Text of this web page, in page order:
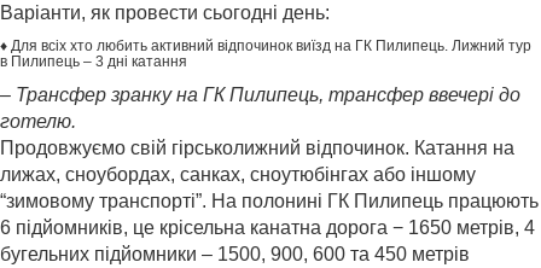
Варіанти, як провести сьогодні день:
♦ Для всіх хто любить активний відпочинок виїзд на ГК Пилипець. Лижний тур
в Пилипець – 3 дні катання
– Трансфер зранку на ГК Пилипець, трансфер ввечері до
готелю.
Продовжуємо свій гірськолижний відпочинок. Катання на
лижах, сноубордах, санках, сноутюбінгах або іншому
“зимовому транспорті”. На полонині ГК Пилипець працюють
6 підйомників, це крісельна канатна дорога − 1650 метрів, 4
бугельних підйомники – 1500, 900, 600 та 450 метрів